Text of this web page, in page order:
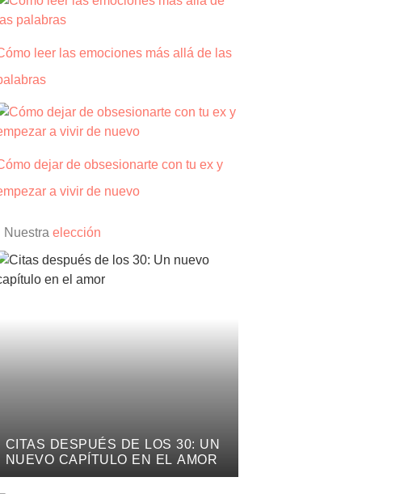
leer las emociones más allá de las
dejar de obsesionarte con tu ex y
a vivir de nuevo
Nuestra elección
CITAS DESPUÉS DE LOS 30: UN
NUEVO CAPÍTULO EN EL AMOR